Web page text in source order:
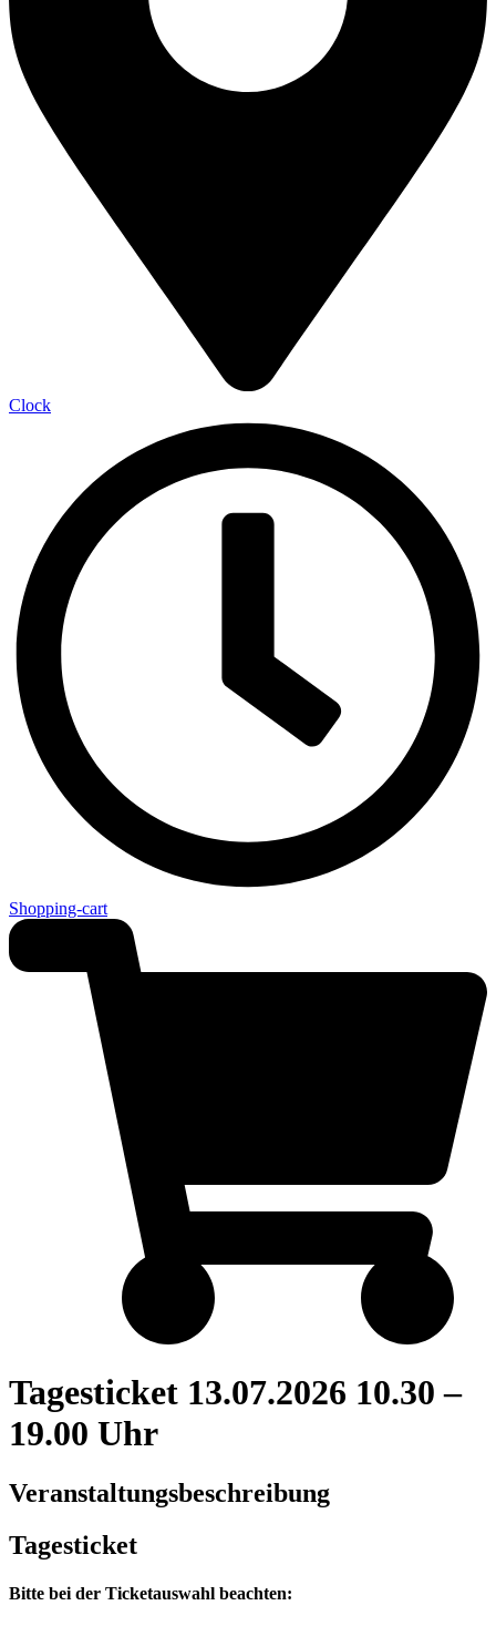
Clock
Shopping-cart
Tagesticket 13.07.2026 10.30 –
19.00 Uhr
Veranstaltungsbeschreibung
Tagesticket
Bitte bei der Ticketauswahl beachten: